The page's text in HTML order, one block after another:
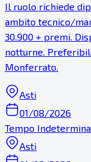
Il ruolo richiede
ambito tecnico/
30.900 + premi.
notturne.
Monferrato.
Asti
01/08/2026
Tempo
Asti